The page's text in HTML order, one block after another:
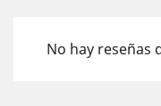
No hay reseñas